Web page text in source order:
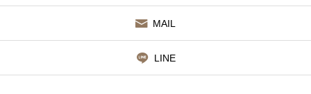
MAIL
LINE